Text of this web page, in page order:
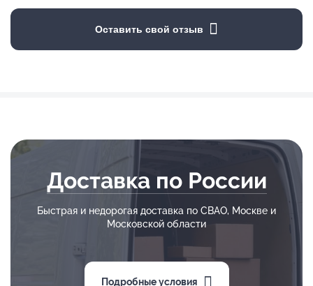
Оставить свой отзыв
Доставка по России
Быстрая и недорогая доставка по СВАО, Москве и
Московской области
Подробные условия